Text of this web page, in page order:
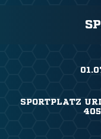
SPORTPLATZ